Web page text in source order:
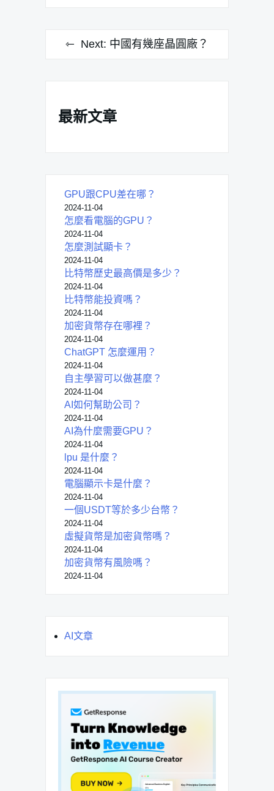
Next: 中國有幾座晶圓廠？
最新文章
GPU跟CPU差在哪？
2024-11-04
怎麼看電腦的GPU？
2024-11-04
怎麼測試顯卡？
2024-11-04
比特幣歷史最高價是多少？
2024-11-04
比特幣能投資嗎？
2024-11-04
加密貨幣存在哪裡？
2024-11-04
ChatGPT 怎麼運用？
2024-11-04
自主學習可以做甚麼？
2024-11-04
AI如何幫助公司？
2024-11-04
AI為什麼需要GPU？
2024-11-04
lpu 是什麼？
2024-11-04
電腦顯示卡是什麼？
2024-11-04
一個USDT等於多少台幣？
2024-11-04
虛擬貨幣是加密貨幣嗎？
2024-11-04
加密貨幣有風險嗎？
2024-11-04
AI文章